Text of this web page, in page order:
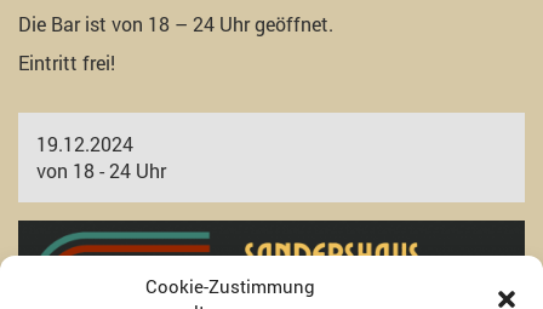
Cookie-Zustimmung
Die Bar ist von 18 – 24 Uhr geöffnet.
Eintritt frei!
19.12.2024
von 18 - 24 Uhr